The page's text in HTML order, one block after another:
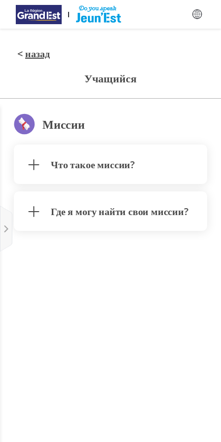
Перейти к основному содержанию
<назад
Учащийся
Миссии
Что такое миссии?
Где я могу найти свои миссии?